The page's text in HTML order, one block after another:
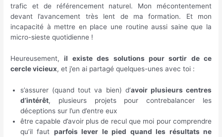
trafic et de référencement naturel. Mon mécontentement
devant l’avancement très lent de ma formation. Et mon
incapacité à mettre en place une routine aussi saine que la
micro-sieste quotidienne !
Heureusement,il existe des solutions pour sortir de ce
cercle vicieux, et j’en ai partagé quelques-unes avec toi :
s’assurer (quand tout va bien) d’avoir plusieurs centres
d’intérêt, plusieurs projets pour contrebalancer les
déceptions sur l’un d’entre eux
être capable d’avoir plus de recul que moi pour comprendre
qu’il faut parfois lever le pied quand les résultats ne